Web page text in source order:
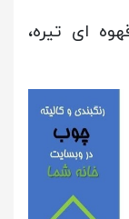
ای تیره،